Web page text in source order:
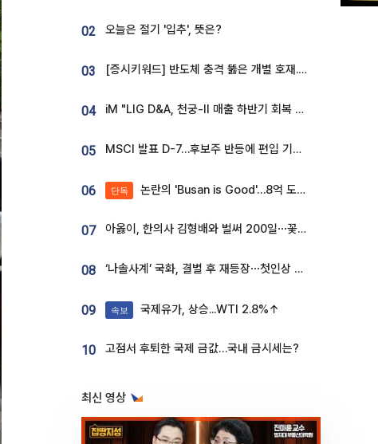
02 오늘은 절기 '입추', 뜻은?
03 [증시키워드] 반도체 충격 뚫은 개별 호재...포스코퓨처엠·에코프로·한화솔루션 '눈길'
04 iM "LIG D&A, 천궁-II 매출 하반기 회복 전망…방산 톱픽 유지"
05 MSCI 발표 D-7…후보주 반등에 편입 기대 재점화
06 단독 논란의 'Busan is Good'…8억 도시브랜드, 용산 대통령실 CI 업체가 수행
07 아옳이, 한의사 김형배와 벌써 200일⋯꽃다발 들고 "프러포즈 아냐"
08 ‘나솔사계’ 국화, 결별 후 재등장⋯첫인상 투표 휩쓸고 ‘인기녀’ 등극
09 속보 국제유가, 상승...WTI 2.8%↑
10 고점서 후퇴한 국제 금값…국내 금시세는?
최신 영상